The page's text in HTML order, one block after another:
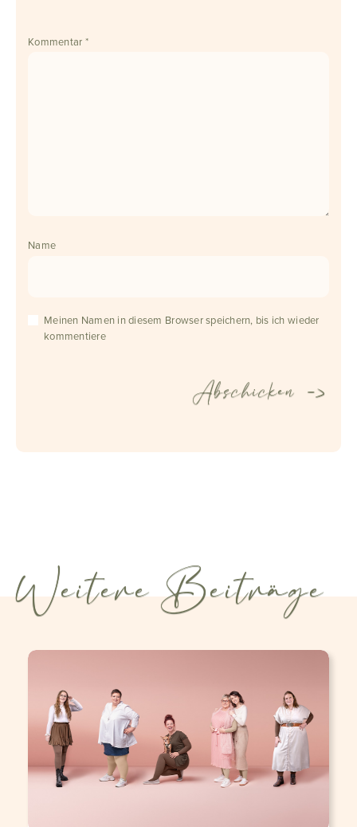
Kommentar *
Name
Meinen Namen in diesem Browser speichern, bis ich wieder
kommentiere
Weitere Beiträge